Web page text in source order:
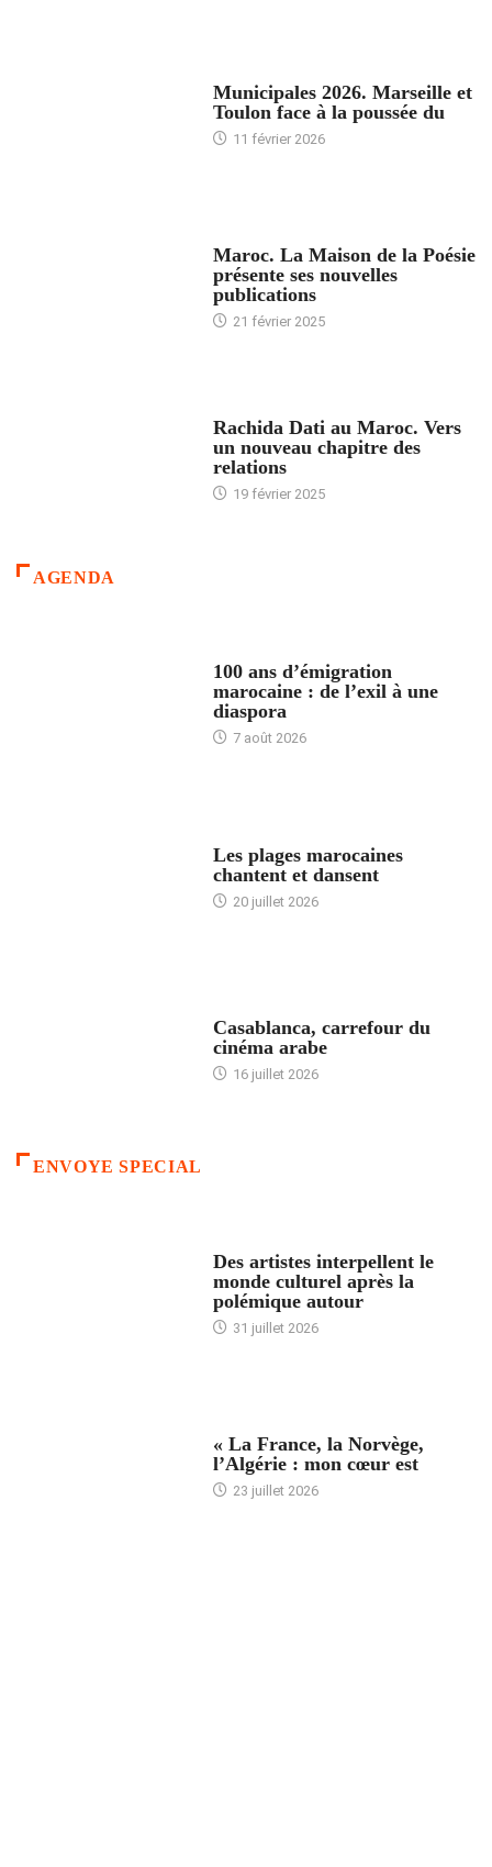
Municipales 2026. Marseille et
Toulon face à la poussée du
11 février 2026
Maroc. La Maison de la Poésie
présente ses nouvelles
publications
21 février 2025
Rachida Dati au Maroc. Vers
un nouveau chapitre des
relations
19 février 2025
AGENDA
100 ans d’émigration
marocaine : de l’exil à une
diaspora
7 août 2026
Les plages marocaines
chantent et dansent
20 juillet 2026
Casablanca, carrefour du
cinéma arabe
16 juillet 2026
ENVOYE SPECIAL
Des artistes interpellent le
monde culturel après la
polémique autour
31 juillet 2026
« La France, la Norvège,
l’Algérie : mon cœur est
23 juillet 2026